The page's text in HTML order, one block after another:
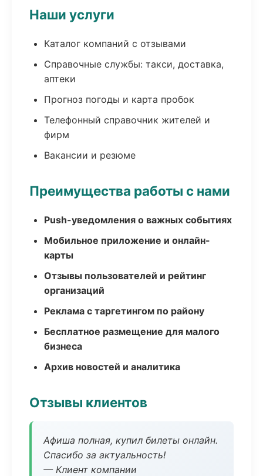
Наши услуги
Каталог компаний с отзывами
Справочные службы: такси, доставка,
аптеки
Прогноз погоды и карта пробок
Телефонный справочник жителей и
фирм
Вакансии и резюме
Преимущества работы с нами
Push-уведомления о важных событиях
Мобильное приложение и онлайн-
карты
Отзывы пользователей и рейтинг
организаций
Реклама с таргетингом по району
Бесплатное размещение для малого
бизнеса
Архив новостей и аналитика
Отзывы клиентов
Афиша полная, купил билеты онлайн.
Спасибо за актуальность!
— Клиент компании